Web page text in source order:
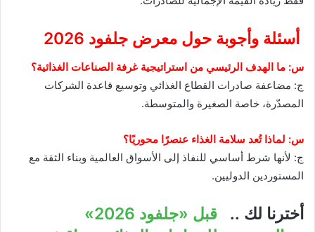
أسئلة وأجوبة حول معرض جلفود 2026
س: ما الهدف الرئيسي من استراتيجية غرفة الصناعات الغذائية؟
ج: مضاعفة صادرات القطاع الغذائي وتوسيع قاعدة الشركات
المصدّرة، خاصة الصغيرة والمتوسطة.
س: لماذا تُعد سلامة الغذاء عنصرًا محوريًا؟
ج: لأنها شرط أساسي للنفاذ إلى الأسواق العالمية وبناء الثقة مع
المستوردين الدوليين.
أخترنا لك ..
قبل «جلفود 2026»